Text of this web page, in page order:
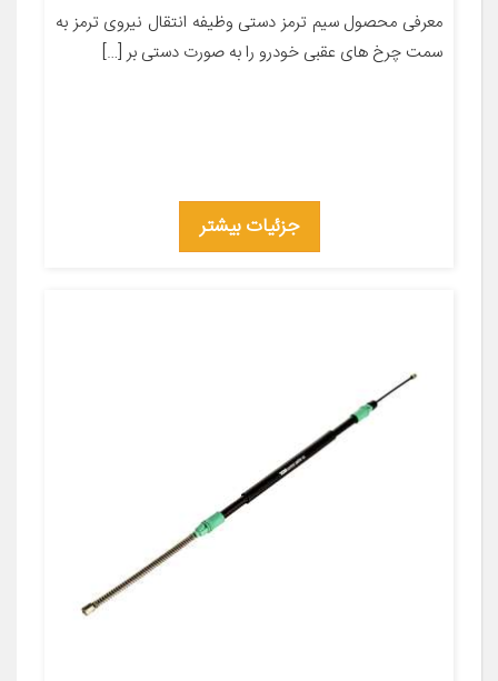
معرفی محصول سیم ترمز دستی وظیفه انتقال نیروی ترمز به
سمت چرخ های عقبی خودرو را به صورت دستی بر […]
جزئیات بیشتر